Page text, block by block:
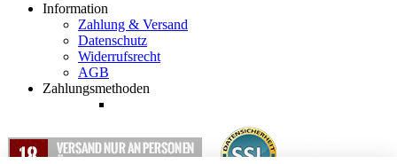
Information
Zahlung & Versand
Datenschutz
Widerrufsrecht
AGB
Zahlungsmethoden